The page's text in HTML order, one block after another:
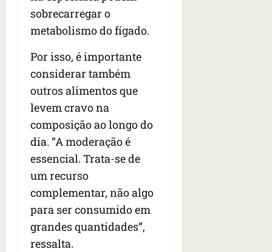
sobrecarregar o
metabolismo do fígado.
Por isso, é importante
considerar também
outros alimentos que
levem cravo na
composição ao longo do
dia. “A moderação é
essencial. Trata-se de
um recurso
complementar, não algo
para ser consumido em
grandes quantidades”,
ressalta.